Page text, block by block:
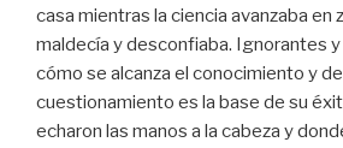
casa mientras la ciencia avanzaba en
maldecía y desconfiaba. Ignorantes
cómo se alcanza el conocimiento y
cuestionamiento es la base de su
echaron las manos a la cabeza y